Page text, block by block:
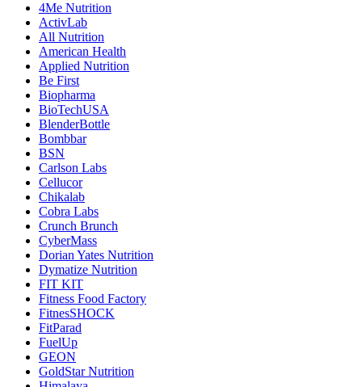
4Me Nutrition
ActivLab
All Nutrition
American Health
Applied Nutrition
Be First
Biopharma
BioTechUSA
BlenderBottle
Bombbar
BSN
Carlson Labs
Cellucor
Chikalab
Cobra Labs
Crunch Brunch
CyberMass
Dorian Yates Nutrition
Dymatize Nutrition
FIT KIT
Fitness Food Factory
FitnesSHOCK
FitParad
FuelUp
GEON
GoldStar Nutrition